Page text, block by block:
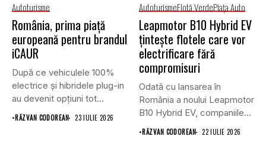
Autoturisme
România, prima piață
europeană pentru brandul
iCAUR
După ce vehiculele 100%
electrice și hibridele plug-in
au devenit opțiuni tot...
•RĂZVAN CODOREAN 23 IULIE 2026
AutoturismeFlotă VerdePiaţa Auto
Leapmotor B10 Hybrid EV
țintește flotele care vor
electrificare fără
compromisuri
Odată cu lansarea în
România a noului Leapmotor
B10 Hybrid EV, companiile...
•RĂZVAN CODOREAN 22 IULIE 2026